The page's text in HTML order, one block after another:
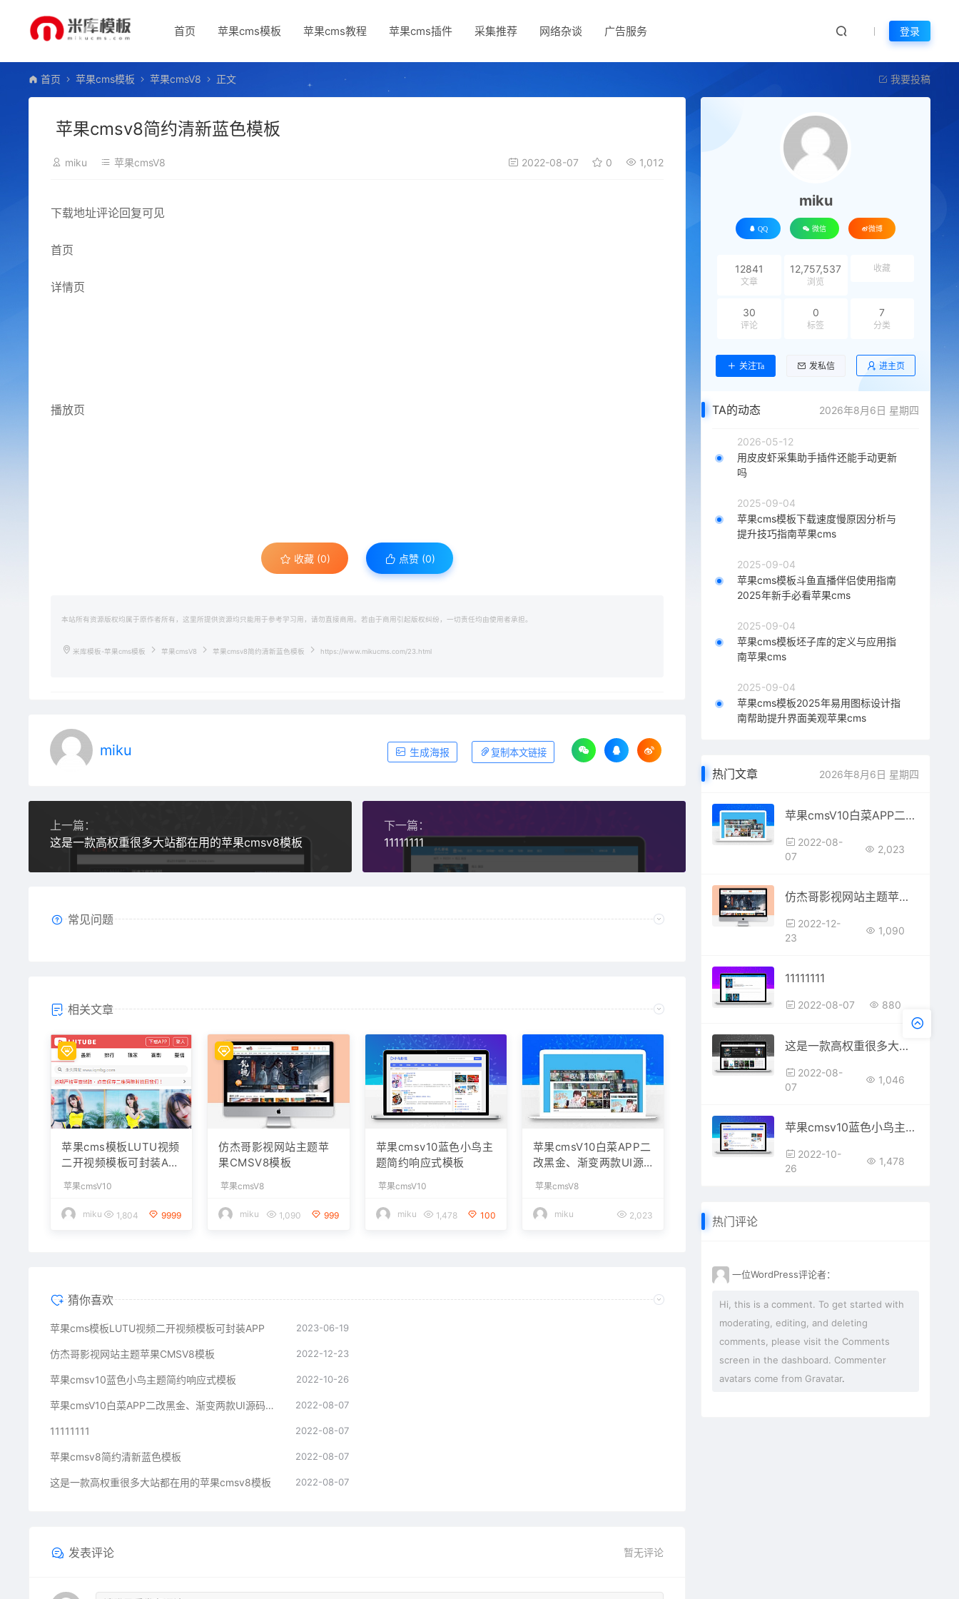
首页 苹果cms模板 苹果cms教程 苹果cms插件 采集推荐 网络杂谈 广告服务 登录
首页 苹果cms模板 苹果cmsV8 正文 我要投稿
苹果cmsv8简约清新蓝色模板
miku 苹果cmsV8 2022-08-07 0 1,012
下载地址评论回复可见
首页
详情页
播放页
收藏 (0) 点赞 (0)
本站所有资源版权均属于原作者所有，这里所提供资源均只能用于参考学习用，请勿直接商用。若由于商用引起版权纠纷，一切责任均由使用者承担。
米库模板-苹果cms模板 苹果cmsV8 苹果cmsv8简约清新蓝色模板 https://www.mikucms.com/23.html
miku 生成海报 复制本文链接
上一篇：
这是一款高权重很多大站都在用的苹果cmsv8模板
下一篇：
11111111
常见问题
相关文章
苹果cms模板LUTU视频
二开视频模板可封装AP
P
苹果cmsV10
miku 1,804 9999
仿杰哥影视网站主题苹
果CMSV8模板
苹果cmsV8
miku 1,090 999
苹果cmsv10蓝色小鸟主
题简约响应式模板
苹果cmsV10
miku 1,478 100
苹果cmsV10白菜APP二
改黑金、渐变两款UI源
码（雪人魔改版）
苹果cmsV8
miku 2,023
猜你喜欢
苹果cms模板LUTU视频二开视频模板可封装APP 2023-06-19
仿杰哥影视网站主题苹果CMSV8模板 2022-12-23
苹果cmsv10蓝色小鸟主题简约响应式模板 2022-10-26
苹果cmsV10白菜APP二改黑金、渐变两款UI源码（雪人魔改版） 2022-08-07
11111111 2022-08-07
苹果cmsv8简约清新蓝色模板 2022-08-07
这是一款高权重很多大站都在用的苹果cmsv8模板 2022-08-07
发表评论 暂无评论
miku
QQ 微信 微博
12841
文章
12,757,537
浏览
收藏
30
评论
0
标签
7
分类
关注Ta 发私信 进主页
TA的动态 2026年8月6日 星期四
2026-05-12
用皮皮虾采集助手插件还能手动更新
吗
2025-09-04
苹果cms模板下载速度慢原因分析与
提升技巧指南苹果cms
2025-09-04
苹果cms模板斗鱼直播伴侣使用指南
2025年新手必看苹果cms
2025-09-04
苹果cms模板坯子库的定义与应用指
南苹果cms
2025-09-04
苹果cms模板2025年易用图标设计指
南帮助提升界面美观苹果cms
热门文章 2026年8月6日 星期四
苹果cmsV10白菜APP二改黑金、渐变两款UI源码（雪人魔改版）
2022-08-
07
2,023
仿杰哥影视网站主题苹果CMSV8模板
2022-12-
23
1,090
11111111
2022-08-07 880
这是一款高权重很多大站都在用的苹果cmsv8模板
2022-08-
07
1,046
苹果cmsv10蓝色小鸟主题简约响应式模板
2022-10-
26
1,478
热门评论
一位WordPress评论者：
Hi, this is a comment. To get started with
moderating, editing, and deleting
comments, please visit the Comments
screen in the dashboard. Commenter
avatars come from Gravatar.